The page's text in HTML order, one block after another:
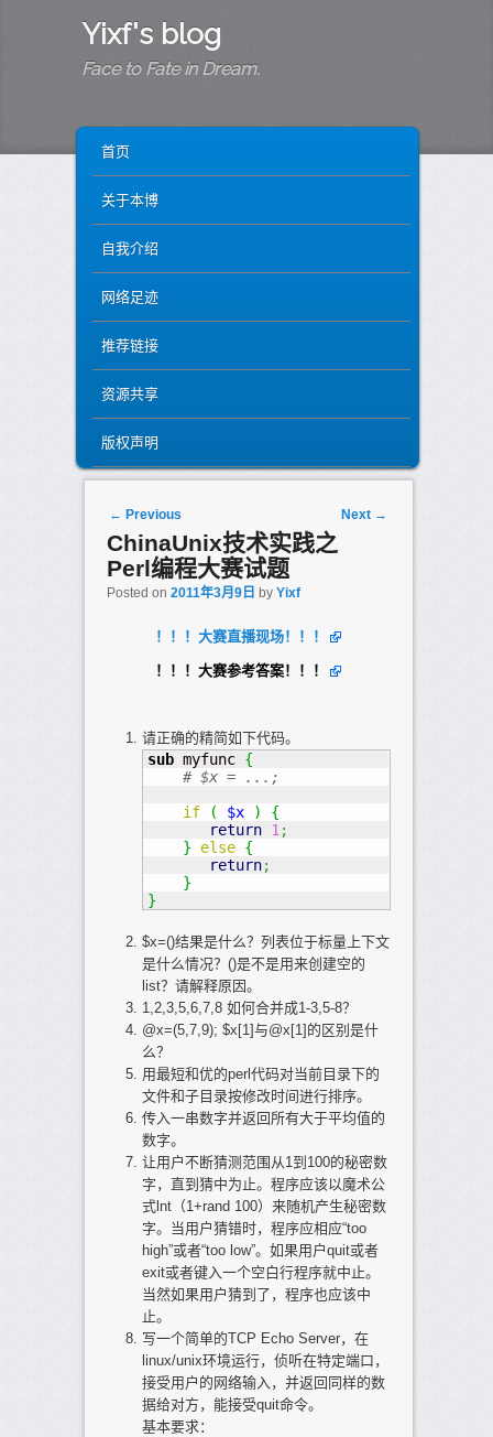
Yixf's blog
Face to Fate in Dream.
SKIP TO PRIMARY CONTENT
SKIP TO SECONDARY CONTENT
首页
关于本博
自我介绍
网络足迹
推荐链接
资源共享
版权声明
Post navigation
← Previous Next →
ChinaUnix技术实践之
Perl编程大赛试题
Posted on 2011年3月9日 by Yixf
！！！大赛直播现场！！！
！！！大赛参考答案！！！
请正确的精简如下代码。
sub myfunc {
# $x = ...;
if
( $x )
{
return 1 ;
}
else {
return;
}
}
$x=()结果是什么？列表位于标量上下文
是什么情况？()是不是用来创建空的
list？请解释原因。
1,2,3,5,6,7,8 如何合并成1-3,5-8？
@x=(5,7,9); $x[1]与@x[1]的区别是什
么？
用最短和优的perl代码对当前目录下的
文件和子目录按修改时间进行排序。
传入一串数字并返回所有大于平均值的
数字。
让用户不断猜测范围从1到100的秘密数
字，直到猜中为止。程序应该以魔术公
式lnt（1+rand 100）来随机产生秘密数
字。当用户猜错时，程序应相应“too
high”或者“too low”。如果用户quit或者
exit或者键入一个空白行程序就中止。
当然如果用户猜到了，程序也应该中
止。
写一个简单的TCP Echo Server，在
linux/unix环境运行，侦听在特定端口，
接受用户的网络输入，并返回同样的数
据给对方，能接受quit命令。
基本要求：